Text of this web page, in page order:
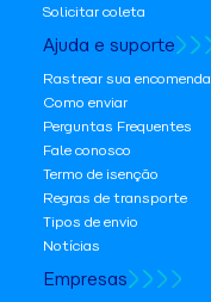
Solicitar coleta
Ajuda e suporte
Rastrear sua encomenda
Como enviar
Perguntas Frequentes
Fale conosco
Termo de isenção
Regras de transporte
Tipos de envio
Notícias
Empresas